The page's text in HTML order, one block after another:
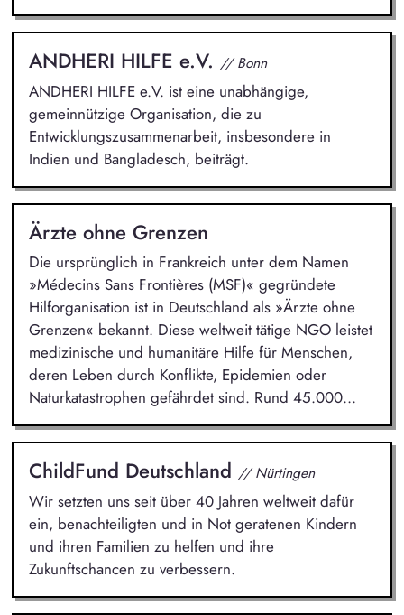
ANDHERI HILFE e.V. // Bonn
ANDHERI HILFE e.V. ist eine unabhängige,
gemeinnützige Organisation, die zu
Entwicklungszusammenarbeit, insbesondere in
Indien und Bangladesch, beiträgt.
Ärzte ohne Grenzen
Die ursprünglich in Frankreich unter dem Namen
»Médecins Sans Frontières (MSF)« gegründete
Hilforganisation ist in Deutschland als »Ärzte ohne
Grenzen« bekannt. Diese weltweit tätige NGO leistet
medizinische und humanitäre Hilfe für Menschen,
deren Leben durch Konflikte, Epidemien oder
Naturkatastrophen gefährdet sind. Rund 45.000...
ChildFund Deutschland // Nürtingen
Wir setzten uns seit über 40 Jahren weltweit dafür
ein, benachteiligten und in Not geratenen Kindern
und ihren Familien zu helfen und ihre
Zukunftschancen zu verbessern.